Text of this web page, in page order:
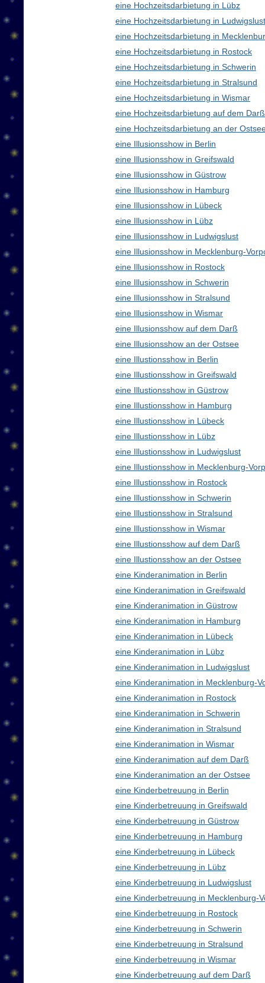
eine Hochzeitsdarbietung in Lübz
eine Hochzeitsdarbietung in Ludwigslust
eine Hochzeitsdarbietung in
eine Hochzeitsdarbietung in Rostock
eine Hochzeitsdarbietung in Schwerin
eine Hochzeitsdarbietung in Stralsund
eine Hochzeitsdarbietung in Wismar
eine Hochzeitsdarbietung auf dem Darß
eine Hochzeitsdarbietung an der
eine Illusionsshow in Berlin
eine Illusionsshow in Greifswald
eine Illusionsshow in Güstrow
eine Illusionsshow in Hamburg
eine Illusionsshow in Lübeck
eine Illusionsshow in Lübz
eine Illusionsshow in Ludwigslust
eine Illusionsshow in Mecklenburg-
eine Illusionsshow in Rostock
eine Illusionsshow in Schwerin
eine Illusionsshow in Stralsund
eine Illusionsshow in Wismar
eine Illusionsshow auf dem Darß
eine Illusionsshow an der Ostsee
eine Illustionsshow in Berlin
eine Illustionsshow in Greifswald
eine Illustionsshow in Güstrow
eine Illustionsshow in Hamburg
eine Illustionsshow in Lübeck
eine Illustionsshow in Lübz
eine Illustionsshow in Ludwigslust
eine Illustionsshow in Mecklenburg-
eine Illustionsshow in Rostock
eine Illustionsshow in Schwerin
eine Illustionsshow in Stralsund
eine Illustionsshow in Wismar
eine Illustionsshow auf dem Darß
eine Illustionsshow an der Ostsee
eine Kinderanimation in Berlin
eine Kinderanimation in Greifswald
eine Kinderanimation in Güstrow
eine Kinderanimation in Hamburg
eine Kinderanimation in Lübeck
eine Kinderanimation in Lübz
eine Kinderanimation in Ludwigslust
eine Kinderanimation in Mecklenburg-
eine Kinderanimation in Rostock
eine Kinderanimation in Schwerin
eine Kinderanimation in Stralsund
eine Kinderanimation in Wismar
eine Kinderanimation auf dem Darß
eine Kinderanimation an der Ostsee
eine Kinderbetreuung in Berlin
eine Kinderbetreuung in Greifswald
eine Kinderbetreuung in Güstrow
eine Kinderbetreuung in Hamburg
eine Kinderbetreuung in Lübeck
eine Kinderbetreuung in Lübz
eine Kinderbetreuung in Ludwigslust
eine Kinderbetreuung in Mecklenburg-
eine Kinderbetreuung in Rostock
eine Kinderbetreuung in Schwerin
eine Kinderbetreuung in Stralsund
eine Kinderbetreuung in Wismar
eine Kinderbetreuung auf dem Darß